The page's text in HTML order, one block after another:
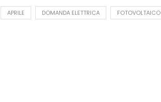
APRILE DOMANDA ELETTRICA FOTOVOLTAICO